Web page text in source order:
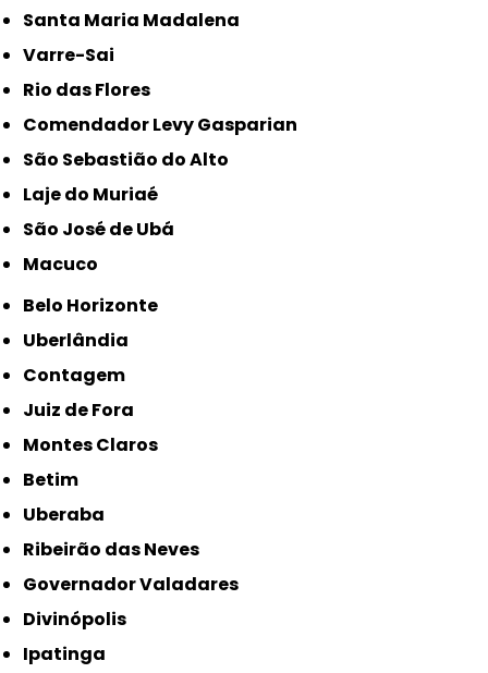
Santa Maria Madalena
Varre-Sai
Rio das Flores
Comendador Levy Gasparian
São Sebastião do Alto
Laje do Muriaé
São José de Ubá
Macuco
Belo Horizonte
Uberlândia
Contagem
Juiz de Fora
Montes Claros
Betim
Uberaba
Ribeirão das Neves
Governador Valadares
Divinópolis
Ipatinga